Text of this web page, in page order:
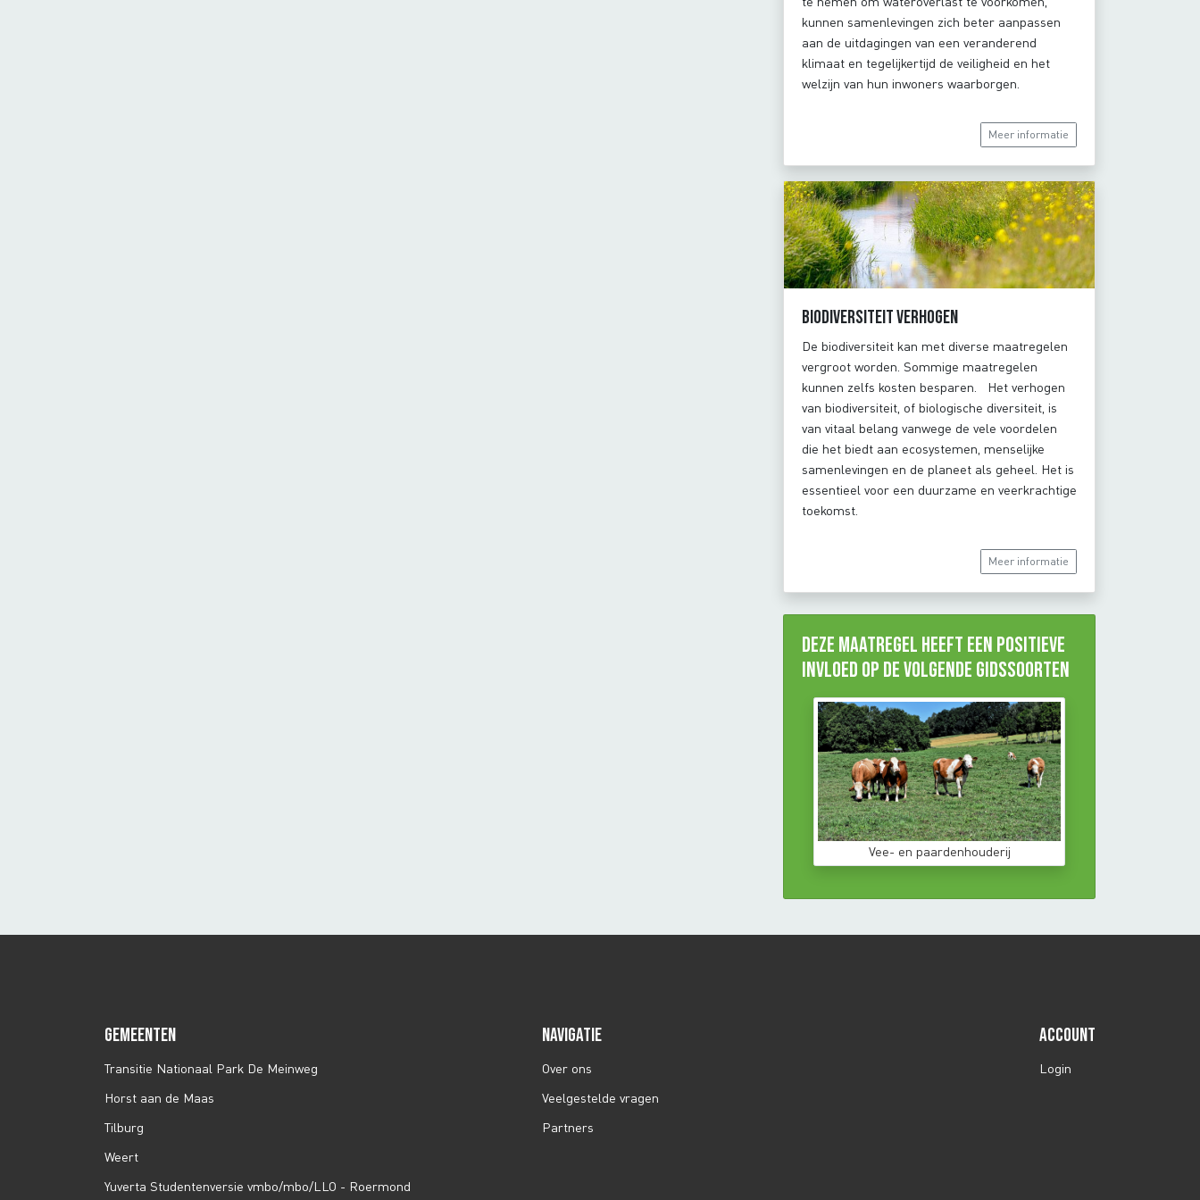
kunnen samenlevingen zich beter aanpassen
aan de uitdagingen van een veranderend
klimaat en tegelijkertijd de veiligheid en het
welzijn van hun inwoners waarborgen.
Meer informatie
Biodiversiteit verhogen
De biodiversiteit kan met diverse maatregelen
vergroot worden. Sommige maatregelen
kunnen zelfs kosten besparen. Het verhogen
van biodiversiteit, of biologische diversiteit, is
van vitaal belang vanwege de vele voordelen
die het biedt aan ecosystemen, menselijke
samenlevingen en de planeet als geheel. Het is
essentieel voor een duurzame en veerkrachtige
toekomst.
Meer informatie
Deze maatregel heeft een positieve
invloed op de volgende gidssoorten
Vee- en paardenhouderij
GEMEENTEN
Transitie Nationaal Park De Meinweg
Horst aan de Maas
Tilburg
Weert
Yuverta Studentenversie vmbo/mbo/LLO - Roermond
NAVIGATIE
Over ons
Veelgestelde vragen
Partners
ACCOUNT
Login